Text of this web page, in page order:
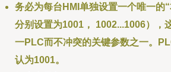
务必为每台HMI单独设置一个唯一的
分别设置为1001， 1002...1006），
一PLC而不冲突的关键参数之一。
认为1001。